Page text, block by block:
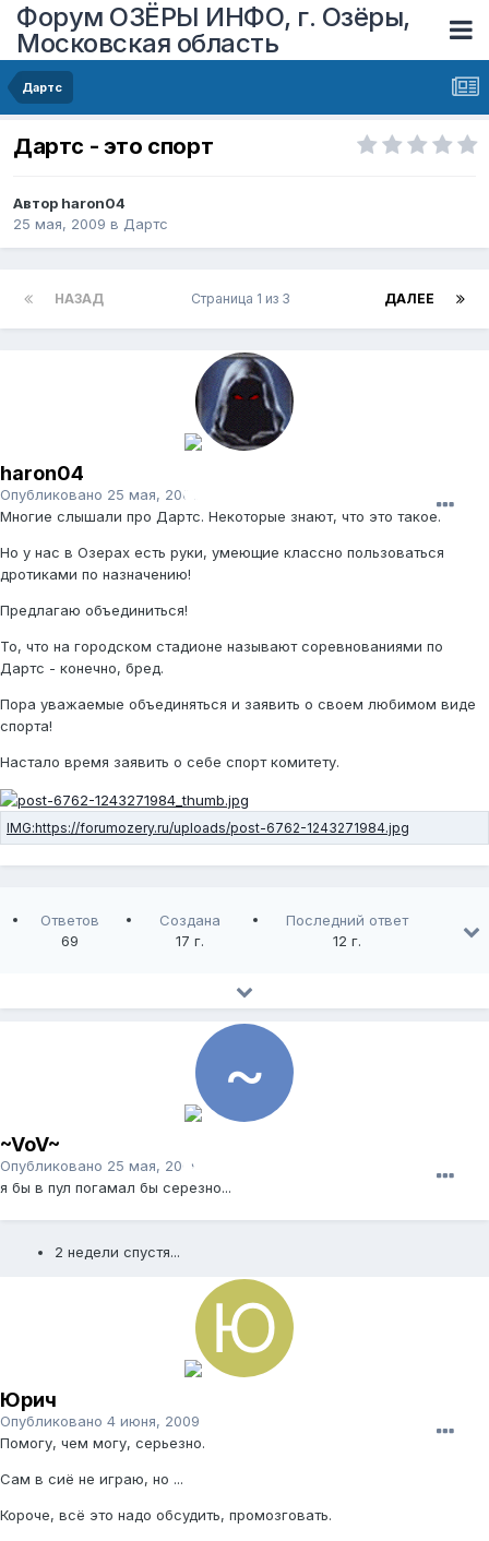
Форум ОЗЁРЫ ИНФО, г. Озёры,
Московская область
Дартс
Дартс - это спорт
Автор haron04
25 мая, 2009 в Дартс
НАЗАД ДАЛЕЕ
Страница 1 из 3
haron04
Опубликовано 25 мая, 2009
Многие слышали про Дартс. Некоторые знают, что это такое.
Но у нас в Озерах есть руки, умеющие классно пользоваться
дротиками по назначению!
Предлагаю объединиться!
То, что на городском стадионе называют соревнованиями по
Дартс - конечно, бред.
Пора уважаемые объединяться и заявить о своем любимом виде
спорта!
Настало время заявить о себе спорт комитету.
Ответов
69
Создана
17 г.
Последний ответ
12 г.
~VoV~
Опубликовано 25 мая, 2009
я бы в пул погамал бы серезно...
2 недели спустя...
Юрич
Опубликовано 4 июня, 2009
Помогу, чем могу, серьезно.
Сам в сиё не играю, но ...
Короче, всё это надо обсудить, промозговать.